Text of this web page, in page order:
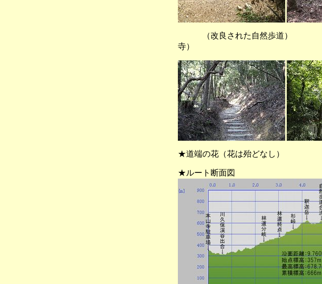
（改良された自然歩道）
寺）
★道端の花（花は殆どなし）
★ルート断面図